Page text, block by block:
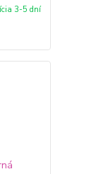
3-5 dní